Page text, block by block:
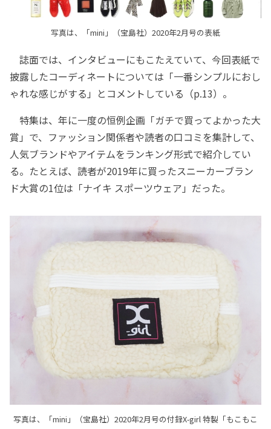
写真は、「mini」（宝島社）2020年2月号の表紙
誌面では、インタビューにもこたえていて、今回表紙で
披露したコーディネートについては「一番シンプルにおし
ゃれな感じがする」とコメントしている（p.13）。
特集は、年に一度の恒例企画「ガチで買ってよかった大
賞」で、ファッション関係者や読者の口コミを集計して、
人気ブランドやアイテムをランキング形式で紹介してい
る。たとえば、読者が2019年に買ったスニーカーブラン
ド大賞の1位は「ナイキ スポーツウェア」だった。
写真は、「mini」（宝島社）2020年2月号の付録X-girl 特製「もこもこ